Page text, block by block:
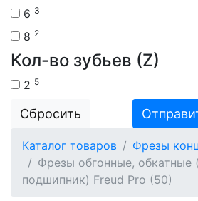
6 3
8 2
Кол-во зубьев (Z)
2 5
Сбросить
Каталог товаров
Фрезы
Фрезы обгонные, обкатные
подшипник) Freud Pro (50)